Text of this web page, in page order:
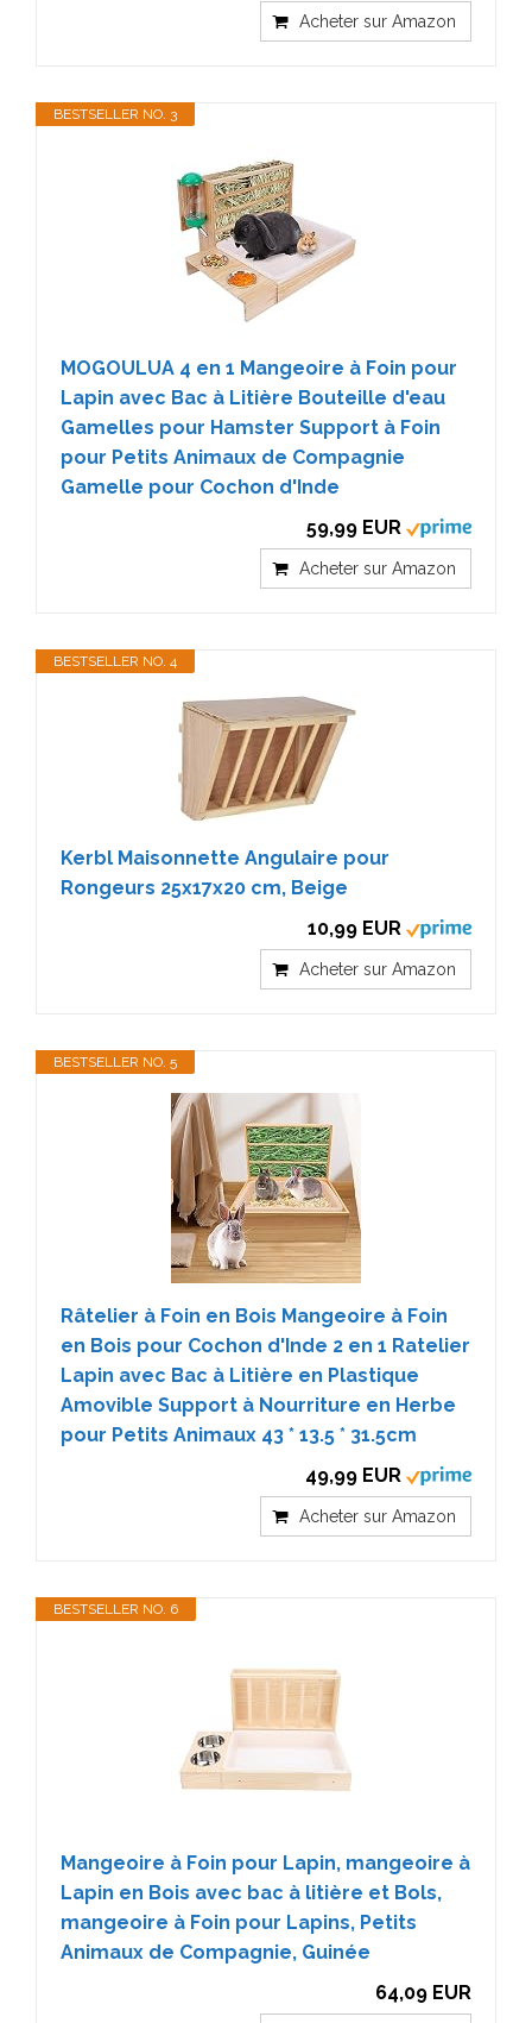
Acheter sur Amazon
BESTSELLER NO. 3
MOGOULUA 4 en 1 Mangeoire à Foin pour
Lapin avec Bac à Litière Bouteille d'eau
Gamelles pour Hamster Support à Foin
pour Petits Animaux de Compagnie
Gamelle pour Cochon d'Inde
59,99 EUR
Acheter sur Amazon
BESTSELLER NO. 4
Kerbl Maisonnette Angulaire pour
Rongeurs 25x17x20 cm, Beige
10,99 EUR
Acheter sur Amazon
BESTSELLER NO. 5
Râtelier à Foin en Bois Mangeoire à Foin
en Bois pour Cochon d'Inde 2 en 1 Ratelier
Lapin avec Bac à Litière en Plastique
Amovible Support à Nourriture en Herbe
pour Petits Animaux 43 * 13.5 * 31.5cm
49,99 EUR
Acheter sur Amazon
BESTSELLER NO. 6
Mangeoire à Foin pour Lapin, mangeoire à
Lapin en Bois avec bac à litière et Bols,
mangeoire à Foin pour Lapins, Petits
Animaux de Compagnie, Guinée
64,09 EUR